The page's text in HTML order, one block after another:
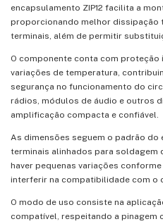
encapsulamento ZIP12 facilita a
proporcionando melhor dissipação
terminais, além de permitir
O componente conta com
variações de temperatura,
segurança no funcionamento do
rádios, módulos de áudio e outros
amplificação compacta e confiável.
As dimensões seguem o padrão do
terminais alinhados para soldagem
haver pequenas variações
interferir na compatibilidade com o
O modo de uso consiste na
compatível, respeitando a pinagem